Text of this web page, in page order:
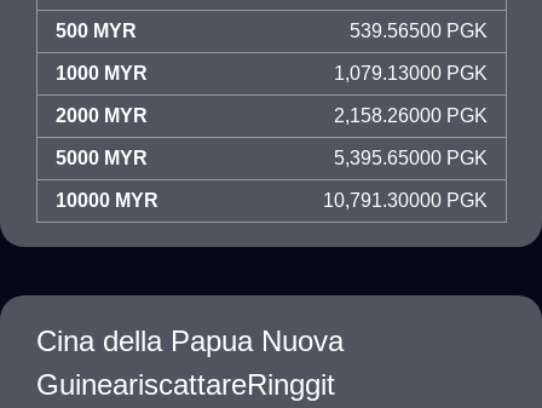
500 MYR 539.56500 PGK
1000 MYR 1,079.13000 PGK
2000 MYR 2,158.26000 PGK
5000 MYR 5,395.65000 PGK
10000 MYR 10,791.30000 PGK
Cina della Papua Nuova
GuineariscattareRinggit